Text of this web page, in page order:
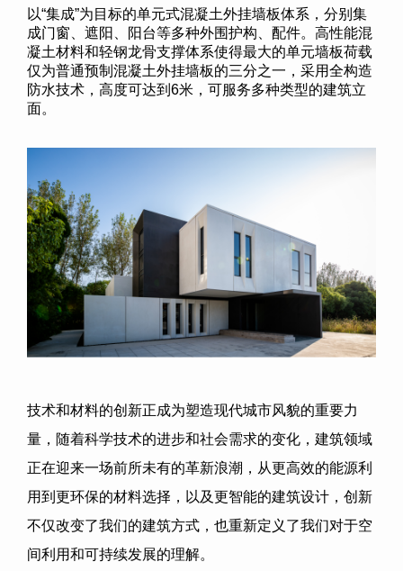
以“集成”为目标的单元式混凝土外挂墙板体系，分别集
成门窗、遮阳、阳台等多种外围护构、配件。高性能混
凝土材料和轻钢龙骨支撑体系使得最大的单元墙板荷载
仅为普通预制混凝土外挂墙板的三分之一，采用全构造
防水技术，高度可达到6米，可服务多种类型的建筑立
面。
技术和材料的创新正成为塑造现代城市风貌的重要力
量，随着科学技术的进步和社会需求的变化，建筑领域
正在迎来一场前所未有的革新浪潮，从更高效的能源利
用到更环保的材料选择，以及更智能的建筑设计，创新
不仅改变了我们的建筑方式，也重新定义了我们对于空
间利用和可持续发展的理解。